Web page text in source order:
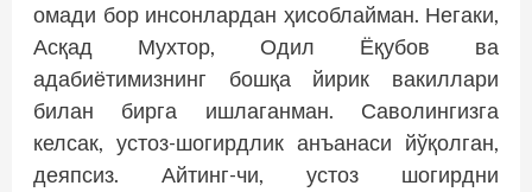
омади бор инсонлардан ҳисоблайман. Негаки,
Асқад Мухтор, Одил Ёқубов ва
адабиётимизнинг бошқа йирик вакиллари
билан бирга ишлаганман. Саволингизга
келсак, устоз-шогирдлик анъанаси йўқолган,
деяпсиз. Айтинг-чи, устоз шогирдни